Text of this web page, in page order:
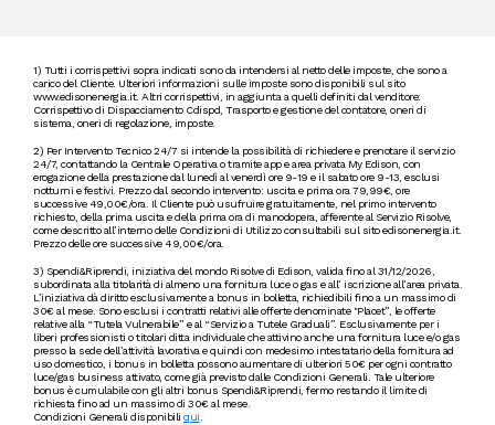
1) Tutti i corrispettivi sopra indicati sono da intendersi al netto delle imposte, che sono a
carico del Cliente. Ulteriori informazioni sulle imposte sono disponibili sul sito
www.edisonenergia.it. Altri corrispettivi, in aggiunta a quelli definiti dal venditore:
Corrispettivo di Dispacciamento Cdispd, Trasporto e gestione del contatore, oneri di
sistema, oneri di regolazione, imposte.
2) Per Intervento Tecnico 24/7 si intende la possibilità di richiedere e prenotare il servizio
24/7, contattando la Centrale Operativa o tramite app e area privata My Edison, con
erogazione della prestazione dal lunedì al venerdì ore 9-19 e il sabato ore 9-13, esclusi
notturni e festivi. Prezzo dal secondo intervento: uscita e prima ora 79,99€, ore
successive 49,00€/ora. Il Cliente può usufruire gratuitamente, nel primo intervento
richiesto, della prima uscita e della prima ora di manodopera, afferente al Servizio Risolve,
come descritto all’interno delle Condizioni di Utilizzo consultabili sul sito edisonenergia.it.
Prezzo delle ore successive 49,00€/ora.
3) Spendi&Riprendi, iniziativa del mondo Risolve di Edison, valida fino al 31/12/2026,
subordinata alla titolarità di almeno una fornitura luce o gas e all’ iscrizione all’area privata.
L’iniziativa dà diritto esclusivamente a bonus in bolletta, richiedibili fino a un massimo di
30€ al mese. Sono esclusi i contratti relativi alle offerte denominate "Placet”, le offerte
relative alla “Tutela Vulnerabile” e al “Servizio a Tutele Graduali”. Esclusivamente per i
liberi professionisti o titolari ditta individuale che attivino anche una fornitura luce e/o gas
presso la sede dell’attività lavorativa e quindi con medesimo intestatario della fornitura ad
uso domestico, i bonus in bolletta possono aumentare di ulteriori 50€ per ogni contratto
luce/gas business attivato, come già previsto dalle Condizioni Generali. Tale ulteriore
bonus è cumulabile con gli altri bonus Spendi&Riprendi, fermo restando il limite di
richiesta fino ad un massimo di 30€ al mese.
Condizioni Generali disponibili qui.